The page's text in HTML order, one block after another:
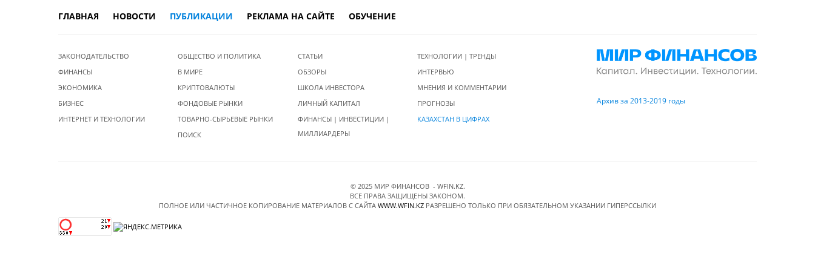
ГЛАВНАЯ НОВОСТИ ПУБЛИКАЦИИ РЕКЛАМА НА САЙТЕ ОБУЧЕНИЕ
ЗАКОНОДАТЕЛЬСТВО
ФИНАНСЫ
ЭКОНОМИКА
БИЗНЕС
ИНТЕРНЕТ И ТЕХНОЛОГИИ
ОБЩЕСТВО И ПОЛИТИКА
В МИРЕ
КРИПТОВАЛЮТЫ
ФОНДОВЫЕ РЫНКИ
ТОВАРНО-СЫРЬЕВЫЕ РЫНКИ
ПОИСК
СТАТЬИ
ОБЗОРЫ
ШКОЛА ИНВЕСТОРА
ЛИЧНЫЙ КАПИТАЛ
ФИНАНСЫ | ИНВЕСТИЦИИ |
МИЛЛИАРДЕРЫ
ТЕХНОЛОГИИ | ТРЕНДЫ
ИНТЕРВЬЮ
МНЕНИЯ И КОММЕНТАРИИ
ПРОГНОЗЫ
КАЗАХСТАН В ЦИФРАХ
Архив за 2013-2019 годы
© 2025 МИР ФИНАНСОВ - WFIN.KZ.
ВСЕ ПРАВА ЗАЩИЩЕНЫ ЗАКОНОМ.
ПОЛНОЕ ИЛИ ЧАСТИЧНОЕ КОПИРОВАНИЕ МАТЕРИАЛОВ C САЙТА WWW.WFIN.KZ РАЗРЕШЕНО ТОЛЬКО ПРИ ОБЯЗАТЕЛЬНОМ УКАЗАНИИ ГИПЕРССЫЛКИ